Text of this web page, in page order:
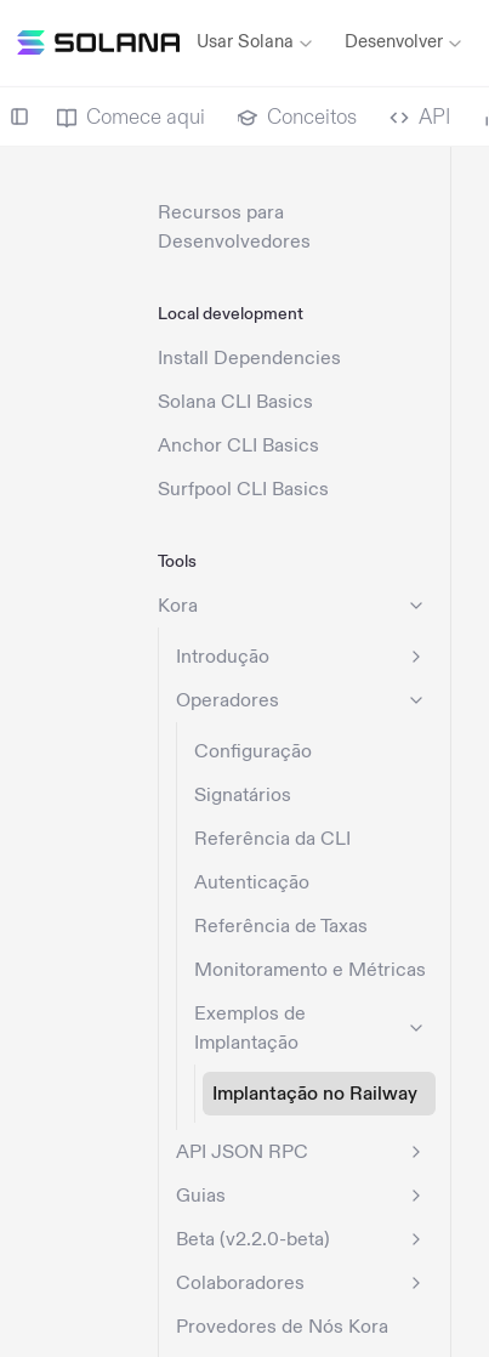
Usar Solana Desenvolver
Comece aqui Conceitos API
Recursos para
Desenvolvedores
Local development
Install Dependencies
Solana CLI Basics
Anchor CLI Basics
Surfpool CLI Basics
Tools
Kora
Introdução
Operadores
Configuração
Signatários
Referência da CLI
Autenticação
Referência de Taxas
Monitoramento e Métricas
Exemplos de
Implantação
Implantação no Railway
API JSON RPC
Guias
Beta (v2.2.0-beta)
Colaboradores
Provedores de Nós Kora